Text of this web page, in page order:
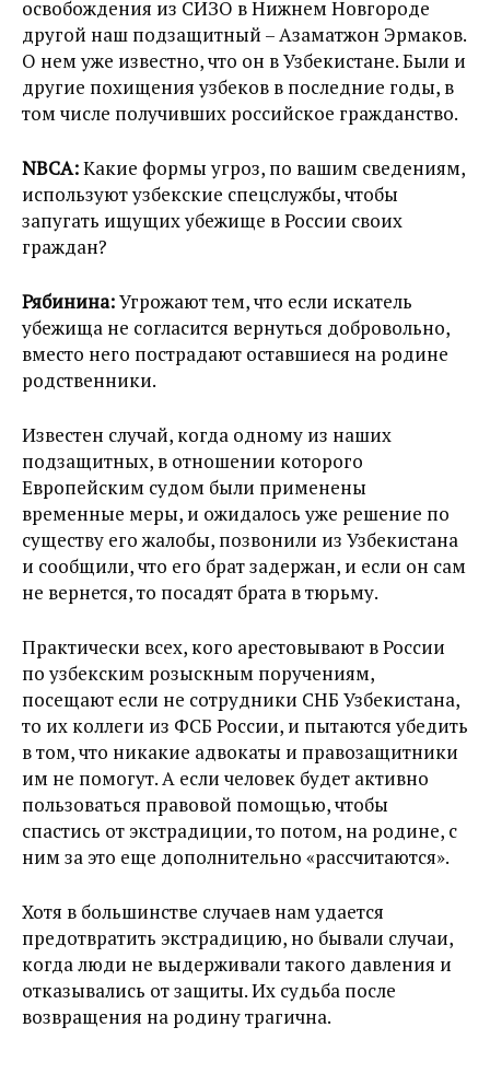
освобождения из СИЗО в Нижнем Новгороде
другой наш подзащитный – Азаматжон Эрмаков.
О нем уже известно, что он в Узбекистане. Были и
другие похищения узбеков в последние годы, в
том числе получивших российское гражданство.
NBCA:Какие формы угроз, по вашим сведениям,
используют узбекские спецслужбы, чтобы
запугать ищущих убежище в России своих
граждан?
Рябинина:Угрожают тем, что если искатель
убежища не согласится вернуться добровольно,
вместо него пострадают оставшиеся на родине
родственники.
Известен случай, когда одному из наших
подзащитных, в отношении которого
Европейским судом были применены
временные меры, и ожидалось уже решение по
существу его жалобы, позвонили из Узбекистана
и сообщили, что его брат задержан, и если он сам
не вернется, то посадят брата в тюрьму.
Практически всех, кого арестовывают в России
по узбекским розыскным поручениям,
посещают если не сотрудники СНБ Узбекистана,
то их коллеги из ФСБ России, и пытаются убедить
в том, что никакие адвокаты и правозащитники
им не помогут. А если человек будет активно
пользоваться правовой помощью, чтобы
спастись от экстрадиции, то потом, на родине, с
ним за это еще дополнительно «рассчитаются».
Хотя в большинстве случаев нам удается
предотвратить экстрадицию, но бывали случаи,
когда люди не выдерживали такого давления и
отказывались от защиты. Их судьба после
возвращения на родину трагична.